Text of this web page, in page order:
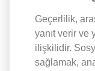
Geçerlilik,
yanıt verir ve
ilişkilidir.
sağlamak,